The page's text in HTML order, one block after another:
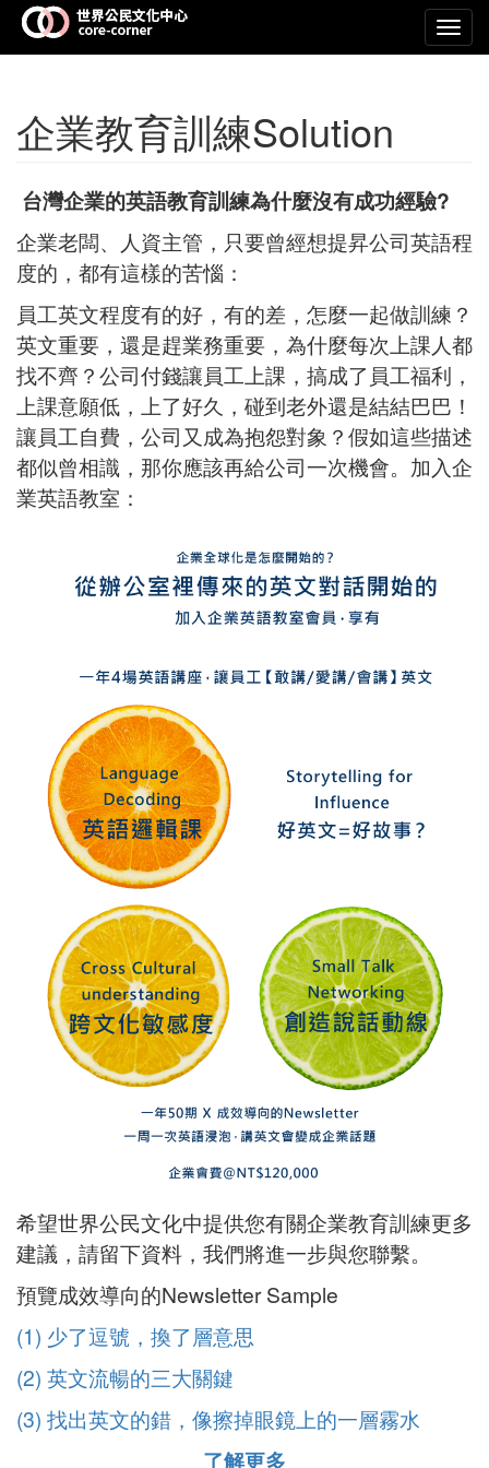
企業教育訓練Solution
台灣企業的英語教育訓練為什麼沒有成功經驗?
企業老闆、人資主管，只要曾經想提昇公司英語程
度的，都有這樣的苦惱：
員工英文程度有的好，有的差，怎麼一起做訓練？
英文重要，還是趕業務重要，為什麼每次上課人都
找不齊？公司付錢讓員工上課，搞成了員工福利，
上課意願低，上了好久，碰到老外還是結結巴巴！
讓員工自費，公司又成為抱怨對象？假如這些描述
都似曾相識，那你應該再給公司一次機會。加入企
業英語教室：
希望世界公民文化中提供您有關企業教育訓練更多
建議，請留下資料，我們將進一步與您聯繫。
預覽成效導向的Newsletter Sample
(1) 少了逗號，換了層意思
(2) 英文流暢的三大關鍵
(3) 找出英文的錯，像擦掉眼鏡上的一層霧水
了解更多